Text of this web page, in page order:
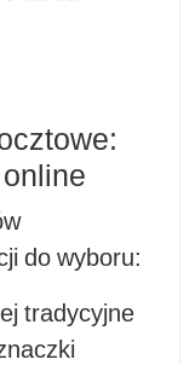
do wyboru:
tradycyjne